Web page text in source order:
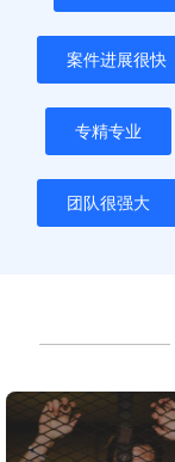
案件进展很快
专精专业
团队很强大